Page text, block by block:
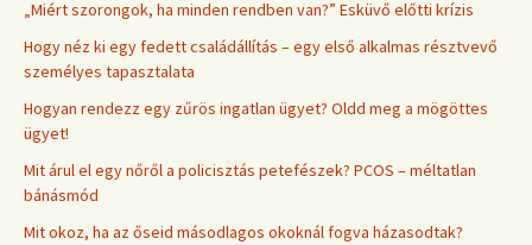
„Miért szorongok, ha minden rendben van?” Esküvő előtti krízis
Hogy néz ki egy fedett családállítás – egy első alkalmas résztvevő
személyes tapasztalata
Hogyan rendezz egy zűrös ingatlan ügyet? Oldd meg a mögöttes
ügyet!
Mit árul el egy nőről a policisztás petefészek? PCOS – méltatlan
bánásmód
Mit okoz, ha az őseid másodlagos okoknál fogva házasodtak?